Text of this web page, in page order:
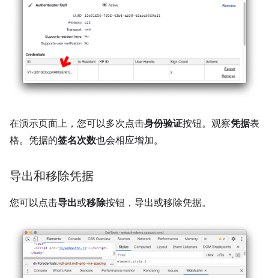
在演示页面上，您可以多次点击身份验证按钮。观察凭据表
格。凭据的签名次数也会相应增加。
导出和移除凭据
您可以点击导出或移除按钮，导出或移除凭据。